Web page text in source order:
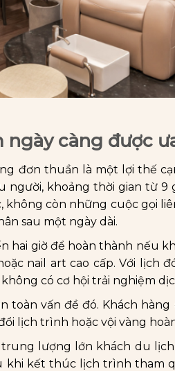
ngày càng được
đơn thuần là một lợi thế
khoảng thời gian từ 9
không còn những cuộc gọi
sau một ngày dài.
hai giờ để hoàn thành nếu
nail art cao cấp. Với lịch
có cơ hội trải nghiệm
toàn vấn đề đó. Khách
lịch trình hoặc vội vàng
lượng lớn khách du lịch
khi kết thúc lịch trình tham